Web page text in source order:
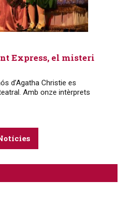
Express, el misteri
d’Agatha Christie es
Amb onze intèrprets